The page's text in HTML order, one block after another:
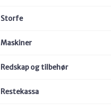
Storfe
Maskiner
Redskap og tilbehør
Restekassa